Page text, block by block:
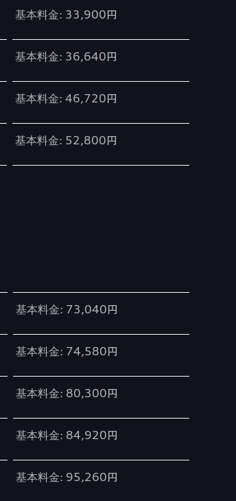
基本料金: 33,900円
基本料金: 36,640円
基本料金: 46,720円
基本料金: 52,800円
基本料金: 73,040円
基本料金: 74,580円
基本料金: 80,300円
基本料金: 84,920円
基本料金: 95,260円